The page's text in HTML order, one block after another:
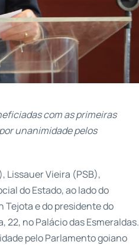
com as primeiras
unanimidade pelos
Lissauer Vieira (PSB),
do Estado, ao lado do
Tejota e do presidente do
no Palácio das Esmeraldas.
pelo Parlamento goiano